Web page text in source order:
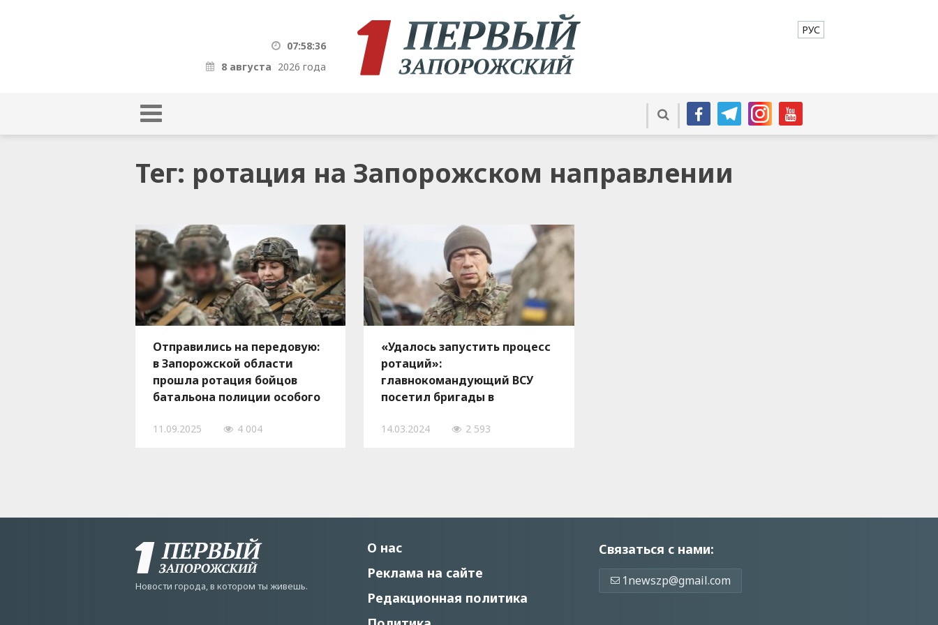
07:58:36
8 августа 2026 года
РУС
Тег: ротация на Запорожском направлении
Отправились на передовую:
в Запорожской области
прошла ротация бойцов
батальона полиции особого
11.09.2025 4 004
«Удалось запустить процесс
ротаций»:
главнокомандующий ВСУ
посетил бригады в
14.03.2024 2 593
Новости города, в котором ты живешь.
О нас
Реклама на сайте
Редакционная политика
Связаться с нами:
1newszp@gmail.com